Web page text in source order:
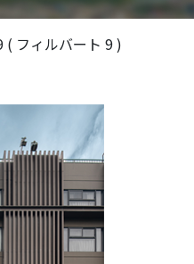
フィルバート 9 )